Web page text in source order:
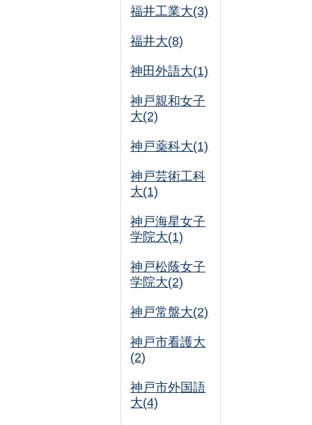
福井工業大(3)
福井大(8)
神田外語大(1)
神戸親和女子
大(2)
神戸薬科大(1)
神戸芸術工科
大(1)
神戸海星女子
学院大(1)
神戸松蔭女子
学院大(2)
神戸常盤大(2)
神戸市看護大
(2)
神戸市外国語
大(4)